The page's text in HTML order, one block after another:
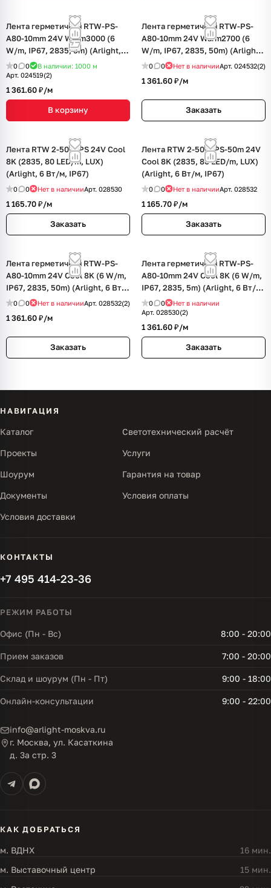
Лента герметичная RTW-PS-
A80-10mm 24V Warm3000 (6
W/m, IP67, 2835, 5m) (Arlight, 6
Вт/м, IP67)
0 0 В наличии: 1000 м
Арт. 024519(2)
1 361.60 ₽/м
В корзину
Лента герметичная RTW-PS-
A80-10mm 24V Warm2700 (6
W/m, IP67, 2835, 50m) (Arlight,
-)0 0 Нет в наличииАрт. 024532(2)
1 361.60 ₽/м
Заказать
Лента RTW 2-5000PS 24V Cool
8K (2835, 80 LED/m, LUX)
(Arlight, 6 Вт/м, IP67)
0 0 Нет в наличииАрт. 028530
1 165.70 ₽/м
Заказать
Лента RTW 2-5000PS-50m 24V
Cool 8K (2835, 80 LED/m, LUX)
(Arlight, 6 Вт/м, IP67)
0 0 Нет в наличииАрт. 028532
1 165.70 ₽/м
Заказать
Лента герметичная RTW-PS-
A80-10mm 24V Cool 8K (6 W/m,
IP67, 2835, 50m) (Arlight, 6 Вт/
м, IP67)
0 0 Нет в наличииАрт. 028532(2)
1 361.60 ₽/м
Заказать
Лента герметичная RTW-PS-
A80-10mm 24V Cool 8K (6 W/m,
IP67, 2835, 5m) (Arlight, 6 Вт/м,
IP67)
0 0
Нет в наличии
Арт. 028530(2)
1 361.60 ₽/м
Заказать
НАВИГАЦИЯ
Каталог Светотехнический расчёт
Проекты Услуги
Шоурум Гарантия на товар
Документы Условия оплаты
Условия доставки
КОНТАКТЫ
+7 495 414-23-36
РЕЖИМ РАБОТЫ
Офис (Пн - Вс) 8:00 - 20:00
Прием заказов 7:00 - 20:00
Склад и шоурум (Пн - Пт) 9:00 - 18:00
Онлайн-консультации 9:00 - 22:00
info@arlight-moskva.ru
г. Москва, ул. Касаткина
д. 3а стр. 3
КАК ДОБРАТЬСЯ
м. ВДНХ
16 мин.
м. Выставочный центр
15 мин.